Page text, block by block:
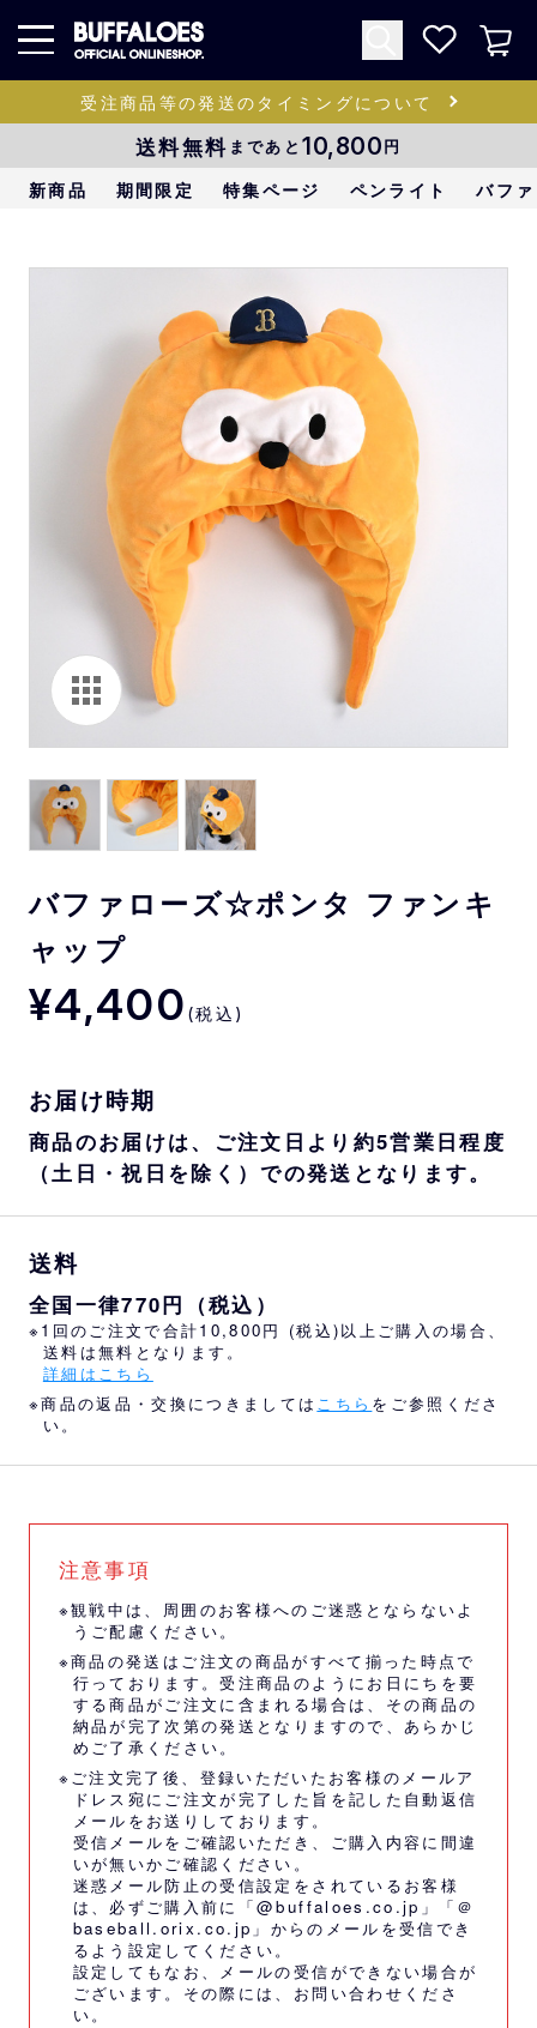
受注商品等の発送のタイミングについて
送料無料 まであと 10,800円
新商品 期間限定 特集ページ ペンライト バフ
バファローズ☆ポンタ ファンキ
ャップ
¥4,400 (税込)
お届け時期
商品のお届けは、ご注文日より約5営業日程度
（土日・祝日を除く）での発送となります。
送料
全国一律770円（税込）
※1回のご注文で合計10,800円 (税込)以上ご購入の場合、
送料は無料となります。
詳細はこちら
※商品の返品・交換につきましては こちら をご参照くださ
い。
注意事項
※観戦中は、周囲のお客様へのご迷惑とならないよ
うご配慮ください。
※商品の発送はご注文の商品がすべて揃った時点で
行っております。受注商品のようにお日にちを要
する商品がご注文に含まれる場合は、その商品の
納品が完了次第の発送となりますので、あらかじ
めご了承ください。
※ご注文完了後、登録いただいたお客様のメールア
ドレス宛にご注文が完了した旨を記した自動返信
メールをお送りしております。
受信メールをご確認いただき、ご購入内容に間違
いが無いかご確認ください。
迷惑メール防止の受信設定をされているお客様
は、必ずご購入前に「@buffaloes.co.jp」「＠
baseball.orix.co.jp」からのメールを受信でき
るよう設定してください。
設定してもなお、メールの受信ができない場合が
ございます。その際には、 お問い合わせくださ
い。